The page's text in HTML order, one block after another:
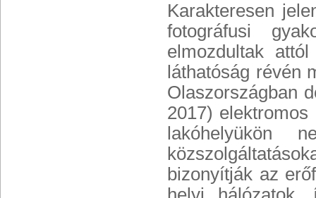
Karakteresen
fotográfusi
elmozdultak
láthatóság révén
Olaszországban
2017)
bizonyítják az